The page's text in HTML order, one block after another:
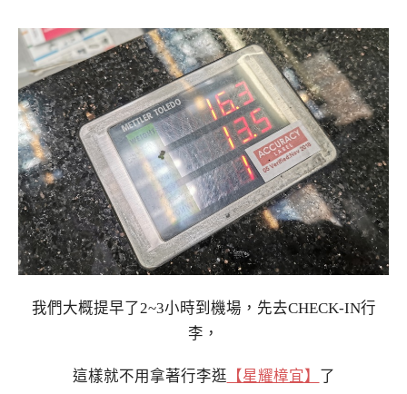
我們大概提早了2~3小時到機場，先去CHECK-IN行
李，
這樣就不用拿著行李逛 【星耀樟宜】 了